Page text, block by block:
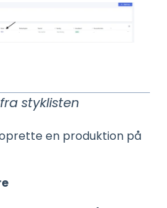
styklisten
en produktion på